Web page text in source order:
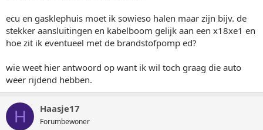
ecu en gasklephuis moet ik sowieso halen maar zijn bijv. de
stekker aansluitingen en kabelboom gelijk aan een x18xe1 en
hoe zit ik eventueel met de brandstofpomp ed?
wie weet hier antwoord op want ik wil toch graag die auto
weer rijdend hebben.
H Haasje17
Forumbewoner